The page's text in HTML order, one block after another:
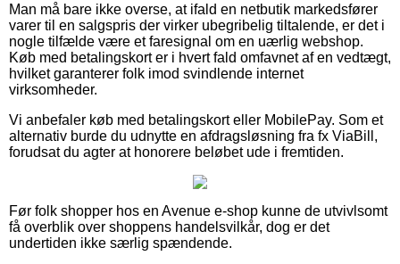
Man må bare ikke overse, at ifald en netbutik markedsfører
varer til en salgspris der virker ubegribelig tiltalende, er det i
nogle tilfælde være et faresignal om en uærlig webshop.
Køb med betalingskort er i hvert fald omfavnet af en vedtægt,
hvilket garanterer folk imod svindlende internet
virksomheder.
Vi anbefaler køb med betalingskort eller MobilePay. Som et
alternativ burde du udnytte en afdragsløsning fra fx ViaBill,
forudsat du agter at honorere beløbet ude i fremtiden.
Før folk shopper hos en Avenue e-shop kunne de utvivlsomt
få overblik over shoppens handelsvilkår, dog er det
undertiden ikke særlig spændende.